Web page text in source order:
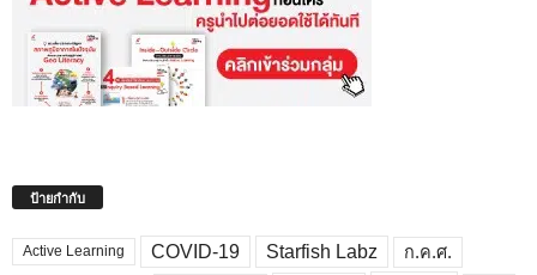
ป้ายกำกับ
Active Learning COVID-19 Starfish Labz ก.ค.ศ.